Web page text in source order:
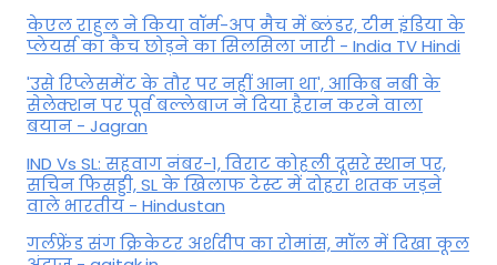
केएल राहुल ने किया वॉर्म-अप मैच में ब्लंडर, टीम इंडिया के
प्लेयर्स का कैच छोड़ने का सिलसिला जारी - India TV Hindi
'उसे रिप्लेसमेंट के तौर पर नहीं आना था', आकिब नबी के
सेलेक्शन पर पूर्व बल्लेबाज ने दिया हैरान करने वाला
बयान - Jagran
IND Vs SL: सहवाग नंबर-1, विराट कोहली दूसरे स्थान पर,
सचिन फिसड्डी, SL के खिलाफ टेस्ट में दोहरा शतक जड़ने
वाले भारतीय - Hindustan
गर्लफ्रेंड संग क्रिकेटर अर्शदीप का रोमांस, मॉल में द‍िखा कूल